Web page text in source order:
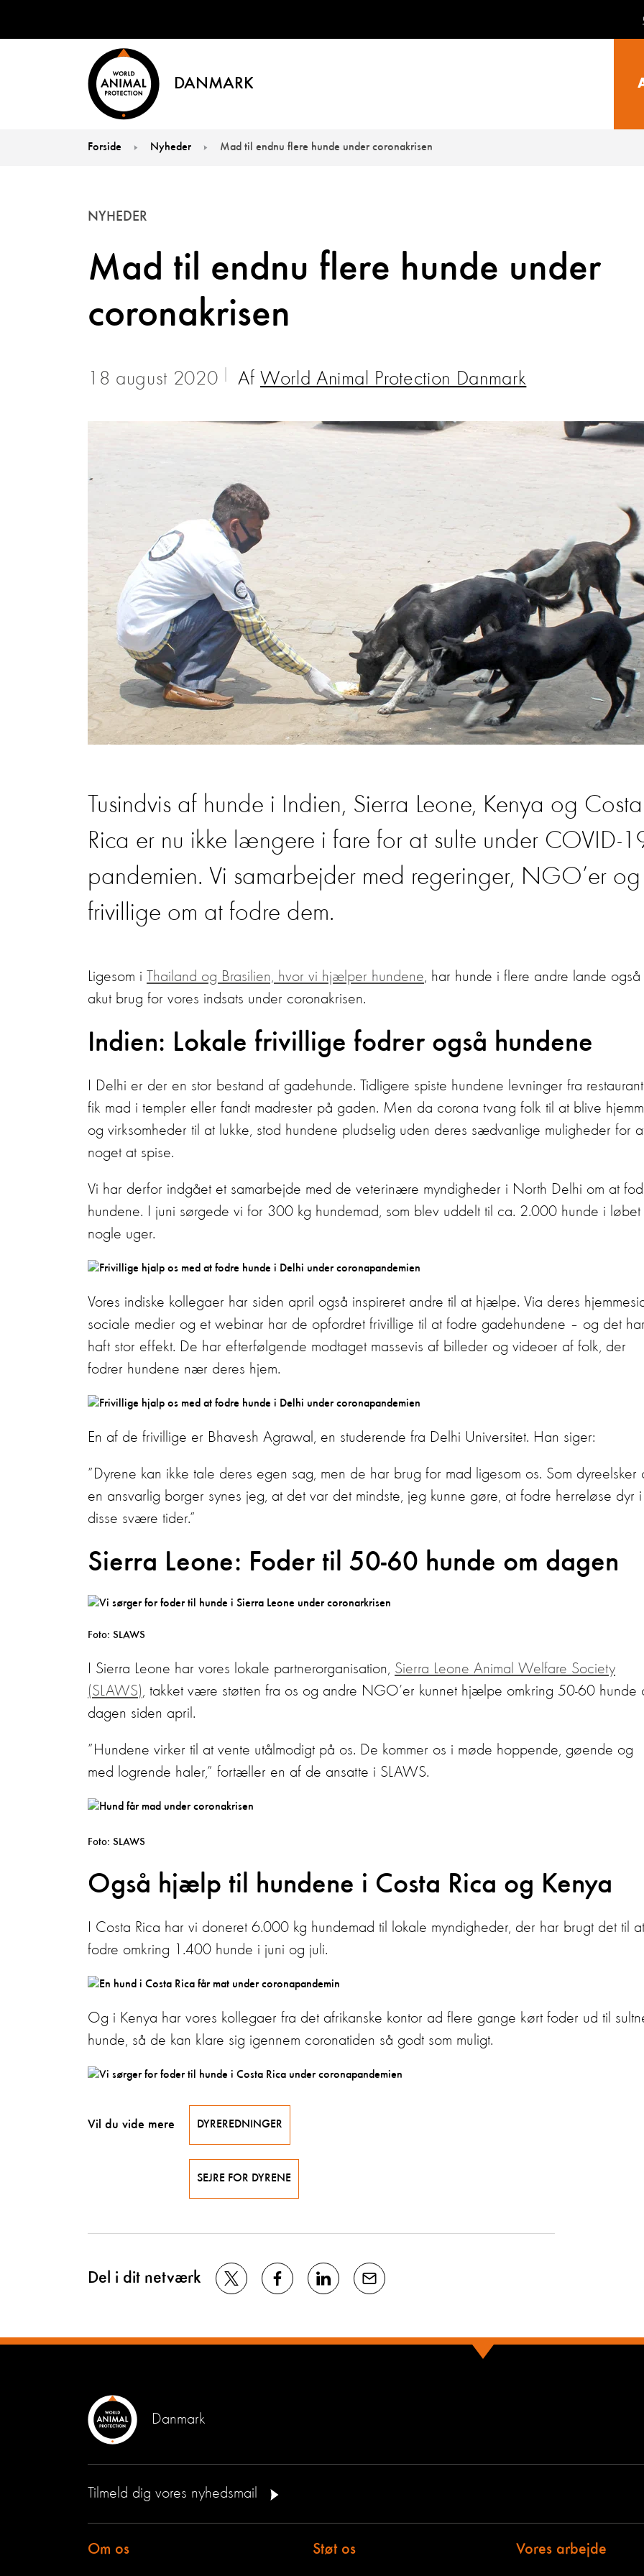
DANMARK
Forside Nyheder Mad til endnu flere hunde under coronakrisen
Mad til endnu flere hunde under
coronakrisen
NYHEDER
18 august 2020 Af World Animal Protection Danmark
Tusindvis af hunde i Indien, Sierra Leone, Kenya og Costa
Rica er nu ikke længere i fare for at sulte under COVID-
pandemien. Vi samarbejder med regeringer, NGO’er og
frivillige om at fodre dem.
Ligesom i Thailand og Brasilien, hvor vi hjælper hundene, har hunde i flere andre lande også
akut brug for vores indsats under coronakrisen.
Indien: Lokale frivillige fodrer også hundene
I Delhi er der en stor bestand af gadehunde. Tidligere spiste hundene levninger fra
fik mad i templer eller fandt madrester på gaden. Men da corona tvang folk til at blive
og virksomheder til at lukke, stod hundene pludselig uden deres sædvanlige muligheder for
noget at spise.
Vi har derfor indgået et samarbejde med de veterinære myndigheder i North Delhi om at
hundene. I juni sørgede vi for 300 kg hundemad, som blev uddelt til ca. 2.000 hunde i løbet
nogle uger.
Vores indiske kollegaer har siden april også inspireret andre til at hjælpe. Via deres
sociale medier og et webinar har de opfordret frivillige til at fodre gadehundene – og det
haft stor effekt. De har efterfølgende modtaget massevis af billeder og videoer af folk, der
fodrer hundene nær deres hjem.
En af de frivillige er Bhavesh Agrawal, en studerende fra Delhi Universitet. Han siger:
”Dyrene kan ikke tale deres egen sag, men de har brug for mad ligesom os. Som dyreelsker
en ansvarlig borger synes jeg, at det var det mindste, jeg kunne gøre, at fodre herreløse dyr i
disse svære tider.”
Sierra Leone: Foder til 50-60 hunde om dagen
Foto: SLAWS
I Sierra Leone har vores lokale partnerorganisation, Sierra Leone Animal Welfare Society
(SLAWS), takket være støtten fra os og andre NGO’er kunnet hjælpe omkring 50-60 hunde
dagen siden april.
”Hundene virker til at vente utålmodigt på os. De kommer os i møde hoppende, gøende og
med logrende haler,” fortæller en af de ansatte i SLAWS.
Foto: SLAWS
Også hjælp til hundene i Costa Rica og Kenya
I Costa Rica har vi doneret 6.000 kg hundemad til lokale myndigheder, der har brugt det til at
fodre omkring 1.400 hunde i juni og juli.
Og i Kenya har vores kollegaer fra det afrikanske kontor ad flere gange kørt foder ud til
hunde, så de kan klare sig igennem coronatiden så godt som muligt.
Vil du vide mere DYREREDNINGER
SEJRE FOR DYRENE
Del i dit netværk
Danmark
Tilmeld dig vores nyhedsmail
Om os Støt os Vores arbejde